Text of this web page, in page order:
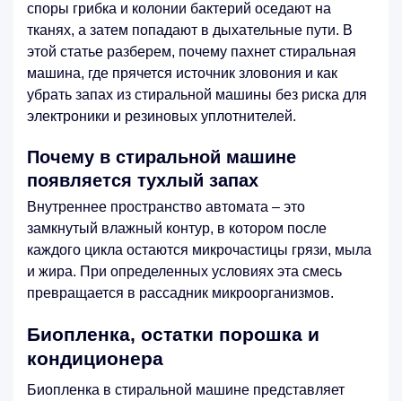
споры грибка и колонии бактерий оседают на
тканях, а затем попадают в дыхательные пути. В
этой статье разберем, почему пахнет стиральная
машина, где прячется источник зловония и как
убрать запах из стиральной машины без риска для
электроники и резиновых уплотнителей.
Почему в стиральной машине
появляется тухлый запах
Внутреннее пространство автомата – это
замкнутый влажный контур, в котором после
каждого цикла остаются микрочастицы грязи, мыла
и жира. При определенных условиях эта смесь
превращается в рассадник микроорганизмов.
Биопленка, остатки порошка и
кондиционера
Биопленка в стиральной машине представляет